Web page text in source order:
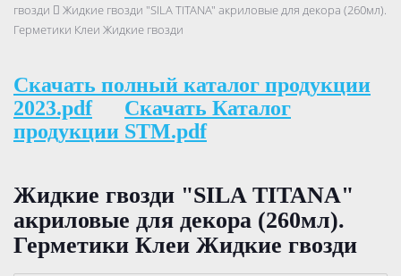
гвозди
Жидкие гвозди "SILA TITANA" акриловые для декора (260мл).
Герметики Клеи Жидкие гвозди
Скачать полный каталог продукции
2023.pdf
Скачать Каталог
продукции STM.pdf
Жидкие гвозди "SILA TITANA"
акриловые для декора (260мл).
Герметики Клеи Жидкие гвозди